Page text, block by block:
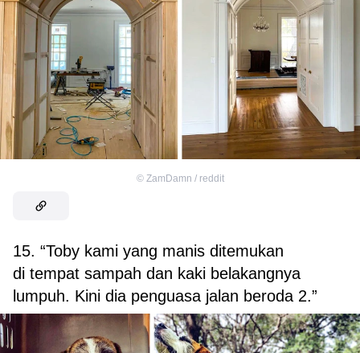
© ZamDamn / reddit
15. “Toby kami yang manis ditemukan
di tempat sampah dan kaki belakangnya
lumpuh. Kini dia penguasa jalan beroda 2.”